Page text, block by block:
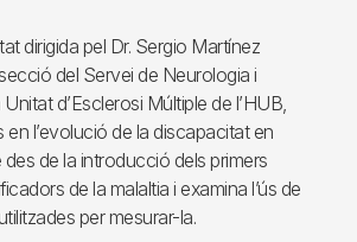
dirigida pel Dr. Sergio Martínez
del Servei de Neurologia i
d’Esclerosi Múltiple de l’HUB,
en l’evolució de la discapacitat en
des de la introducció dels primers
de la malaltia i examina l’ús de
per mesurar-la.